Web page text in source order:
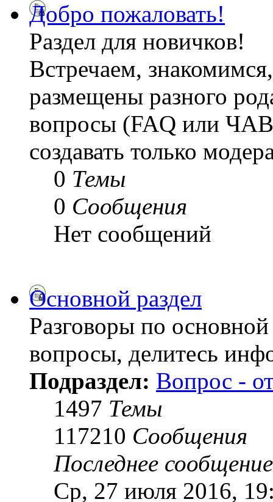
Добро пожаловать!
Раздел для новичков!
Встречаем,
размещены разного
вопросы (FAQ или
создавать только
0 Темы
0 Сообщения
Нет сообщений
Основной раздел
Разговоры по
вопросы, делитесь
Подраздел: Вопрос -
1497 Темы
117210 Сообщения
Последнее сообщение
Ср, 27 июля 2016,